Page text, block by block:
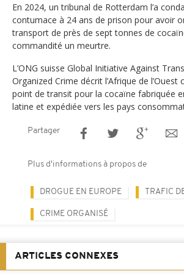
En 2024, un tribunal de Rotterdam l’a
contumace à 24 ans de prison pour avoir
transport de près de sept tonnes de
commandité un meurtre.
L’ONG suisse Global Initiative Against
Organized Crime décrit l’Afrique de l’Ouest
point de transit pour la cocaïne fabriquée
latine et expédiée vers les pays
Partager
Plus d'informations à propos de
DROGUE EN EUROPE TRAFIC
CRIME ORGANISÉ
ARTICLES CONNEXES